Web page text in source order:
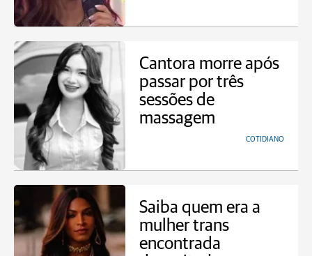
Cantora morre após
passar por três
sessões de
massagem
COTIDIANO
Saiba quem era a
mulher trans
encontrada